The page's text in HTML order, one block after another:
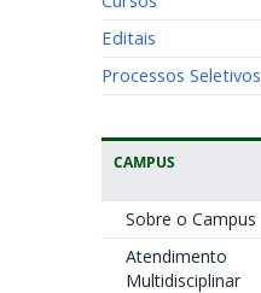
Editais
Processos Seletivos
CAMPUS
Sobre o Campus
Atendimento
Multidisciplinar